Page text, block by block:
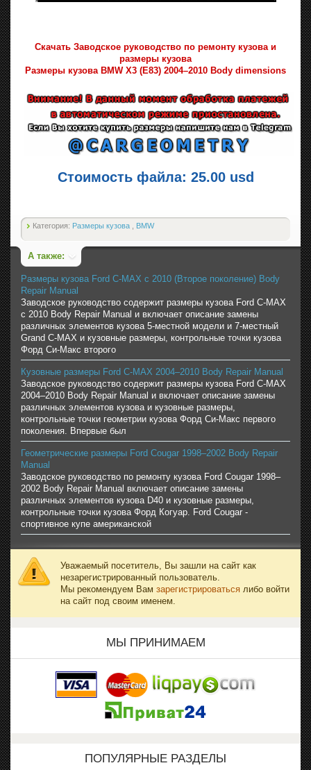
Скачать Заводское руководство по ремонту кузова и
размеры кузова
Размеры кузова BMW X3 (E83) 2004–2010 Body dimensions
Стоимость файла: 25.00 usd
Категория: Размеры кузова BMW
А также:
Размеры кузова Ford C-MAX с 2010 (Второе поколение) Body
Repair Manual
Заводское руководство содержит размеры кузова Ford C-MAX
с 2010 Body Repair Manual и включает описание замены
различных элементов кузова 5-местной модели и 7-местный
Grand C-MAX и кузовные размеры, контрольные точки кузова
Форд Си-Макс второго
Кузовные размеры Ford C-MAX 2004–2010 Body Repair Manual
Заводское руководство содержит размеры кузова Ford C-MAX
2004–2010 Body Repair Manual и включает описание замены
различных элементов кузова и кузовные размеры,
контрольные точки геометрии кузова Форд Си-Макс первого
поколения. Впервые был
Геометрические размеры Ford Cougar 1998–2002 Body Repair
Manual
Заводское руководство по ремонту кузова Ford Cougar 1998–
2002 Body Repair Manual включает описание замены
различных элементов кузова D40 и кузовные размеры,
контрольные точки кузова Форд Когуар. Ford Cougar -
спортивное купе американской
Уважаемый посетитель, Вы зашли на сайт как
незарегистрированный пользователь.
Мы рекомендуем Вам зарегистрироваться либо войти
на сайт под своим именем.
МЫ ПРИНИМАЕМ
ПОПУЛЯРНЫЕ РАЗДЕЛЫ